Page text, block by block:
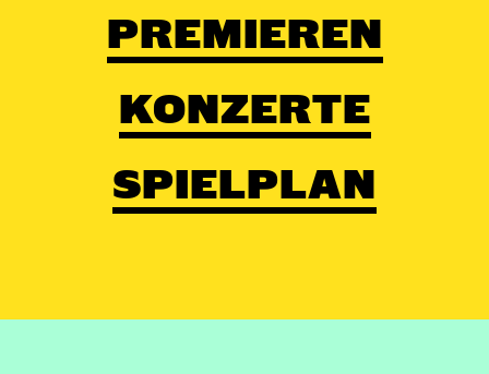
PREMIEREN
KONZERTE
SPIELPLAN